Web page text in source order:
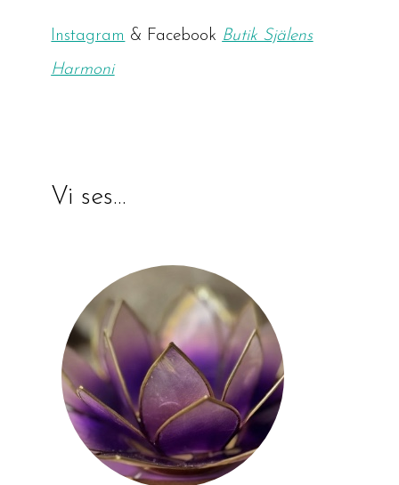
Instagram & Facebook Butik Själens
Harmoni
Vi ses…